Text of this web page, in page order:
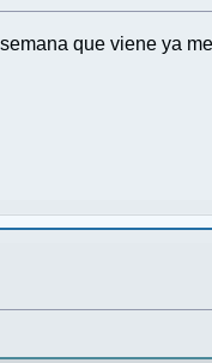
que viene ya